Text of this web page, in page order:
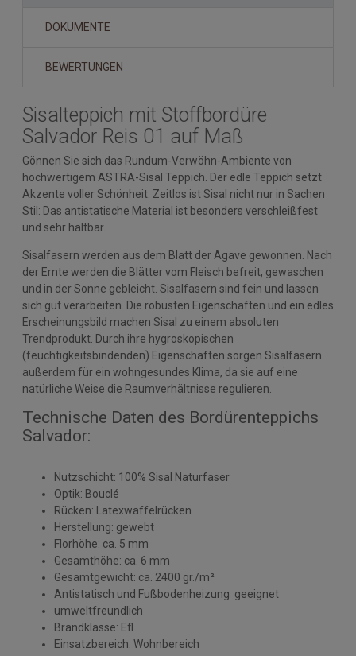
DOKUMENTE
BEWERTUNGEN
Sisalteppich mit Stoffbordüre
Salvador Reis 01 auf Maß
Gönnen Sie sich das Rundum-Verwöhn-Ambiente von
hochwertigem ASTRA-Sisal Teppich. Der edle Teppich setzt
Akzente voller Schönheit. Zeitlos ist Sisal nicht nur in Sachen
Stil: Das antistatische Material ist besonders verschleißfest
und sehr haltbar.
Sisalfasern werden aus dem Blatt der Agave gewonnen. Nach
der Ernte werden die Blätter vom Fleisch befreit, gewaschen
und in der Sonne gebleicht. Sisalfasern sind fein und lassen
sich gut verarbeiten. Die robusten Eigenschaften und ein edles
Erscheinungsbild machen Sisal zu einem absoluten
Trendprodukt. Durch ihre hygroskopischen
(feuchtigkeitsbindenden) Eigenschaften sorgen Sisalfasern
außerdem für ein wohngesundes Klima, da sie auf eine
natürliche Weise die Raumverhältnisse regulieren.
Technische Daten des Bordürenteppichs
Salvador:
Nutzschicht: 100% Sisal Naturfaser
Optik: Bouclé
Rücken: Latexwaffelrücken
Herstellung: gewebt
Florhöhe: ca. 5 mm
Gesamthöhe: ca. 6 mm
Gesamtgewicht: ca. 2400 gr./m²
Antistatisch und Fußbodenheizung geeignet
umweltfreundlich
Brandklasse: Efl
Einsatzbereich: Wohnbereich